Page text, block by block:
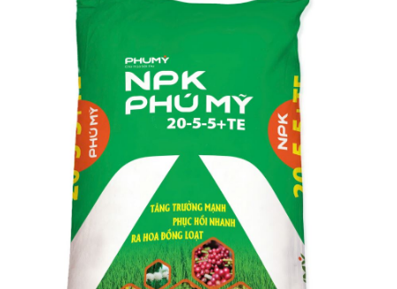
NPK PHÚ MỸ 16-16-8+13S+TE
16% N
16% P 2O5
8 % K2O
Zn+Bo 100 ppm